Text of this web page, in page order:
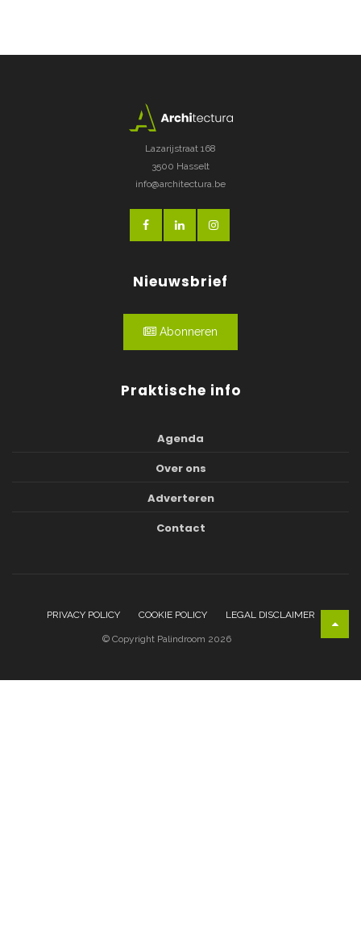
Lazarijstraat 168
3500 Hasselt
info@architectura.be
Nieuwsbrief
Abonneren
Praktische info
Agenda
Over ons
Adverteren
Contact
PRIVACY POLICY COOKIE POLICY LEGAL DISCLAIMER
© Copyright Palindroom 2026